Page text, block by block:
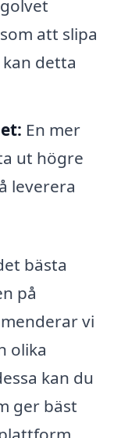
att slipa
detta
En mer
ut högre
leverera
bästa
på
vi
olika
kan du
ger bäst